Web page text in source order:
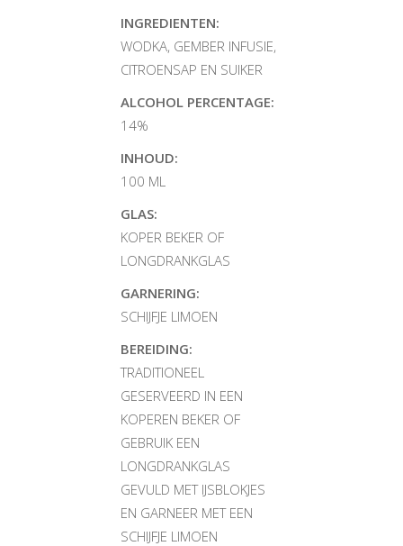
INGREDIENTEN:
WODKA, GEMBER INFUSIE,
CITROENSAP EN SUIKER
ALCOHOL PERCENTAGE:
14%
INHOUD:
100 ML
GLAS:
KOPER BEKER OF
LONGDRANKGLAS
GARNERING:
SCHIJFJE LIMOEN
BEREIDING:
TRADITIONEEL
GESERVEERD IN EEN
KOPEREN BEKER OF
GEBRUIK EEN
LONGDRANKGLAS
GEVULD MET IJSBLOKJES
EN GARNEER MET EEN
SCHIJFJE LIMOEN